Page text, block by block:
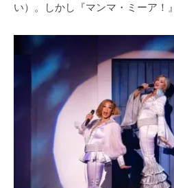
い）。しかし『マンマ・ミーア！